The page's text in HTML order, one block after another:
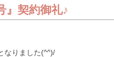
』契約御礼♪
なりました(^^)/